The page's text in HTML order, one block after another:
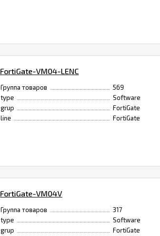
FortiGate-VM04-LENC
Группа товаров
569
type
Software
grup
FortiGate
line
FortiGate
FortiGate-VM04V
Группа товаров
317
type
Software
grup
FortiGate